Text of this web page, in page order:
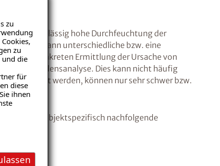
zu
zu
und die
für
diese
ihnen
eine unzulässig hohe Durchfeuchtung der
kann unterschiedliche bzw. eine
O zur konkreten Ermittlung der Ursache von
bzw. Schadensanalyse. Dies kann nicht häufig
gemacht werden, können nur sehr schwer bzw.
wir dabei objektspezifisch nachfolgende